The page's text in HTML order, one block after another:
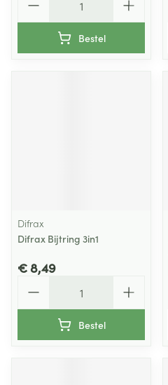
Bestel
Difrax
Difrax Bijtring 3in1
€ 8,49
Bestel